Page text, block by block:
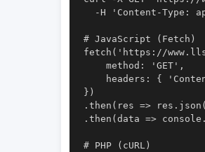
-H 'Content-Type:
# JavaScript (Fetch)
fetch('https://
    method: 'GET',
headers: {
})
.then(res =>
.then(data =>
# PHP (cURL)